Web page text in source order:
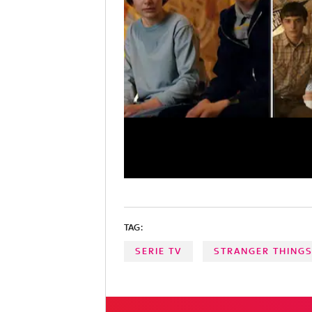
TAG:
SERIE TV STRANGER THINGS